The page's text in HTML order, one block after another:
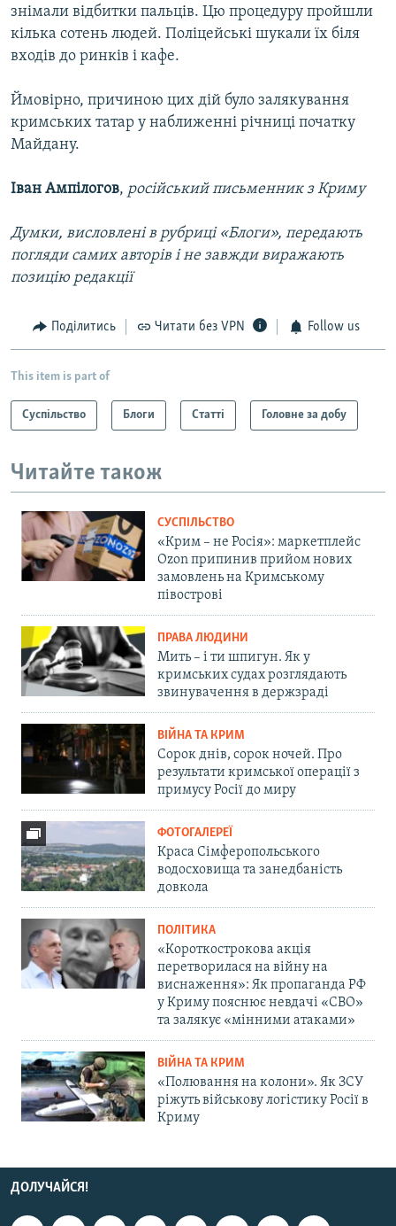
знімали відбитки пальців. Цю процедуру пройшли
кілька сотень людей. Поліцейські шукали їх біля
входів до ринків і кафе.
Ймовірно, причиною цих дій було залякування
кримських татар у наближенні річниці початку
Майдану.
Іван Ампілогов, російський письменник з Криму
Думки, висловлені в рубриці «Блоги», передають
погляди самих авторів і не завжди виражають
позицію редакції
Поділитись Читати без VPN Follow us
This item is part of
Суспільство Блоги Статті Головне за добу
Читайте також
СУСПІЛЬСТВО
«Крим – не Росія»: маркетплейс
Ozon припинив прийом нових
замовлень на Кримському
півострові
ПРАВА ЛЮДИНИ
Мить – і ти шпигун. Як у
кримських судах розглядають
звинувачення в держзраді
ВІЙНА ТА КРИМ
Сорок днів, сорок ночей. Про
результати кримської операції з
примусу Росії до миру
ФОТОГАЛЕРЕЇ
Краса Сімферопольського
водосховища та занедбаність
довкола
ПОЛІТИКА
«Короткострокова акція
перетворилася на війну на
виснаження»: Як пропаганда РФ
у Криму пояснює невдачі «СВО»
та залякує «мінними атаками»
ВІЙНА ТА КРИМ
«Полювання на колони». Як ЗСУ
ріжуть військову логістику Росії в
Криму
ДОЛУЧАЙСЯ!